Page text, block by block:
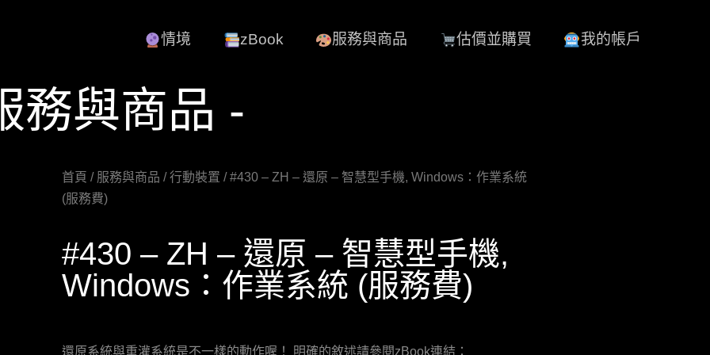
情境 zBook 服務與商品 估價並購買 我的帳戶
務與商品 -
首頁 / 服務與商品 /行動裝置 / #430 – ZH – 還原 – 智慧型手機, Windows：作業系統
(服務費)
#430 – ZH – 還原 – 智慧型手機,
Windows：作業系統 (服務費)
還原系統與重灌系統是不一樣的動作喔！ 明確的敘述請參閱zBook連結：